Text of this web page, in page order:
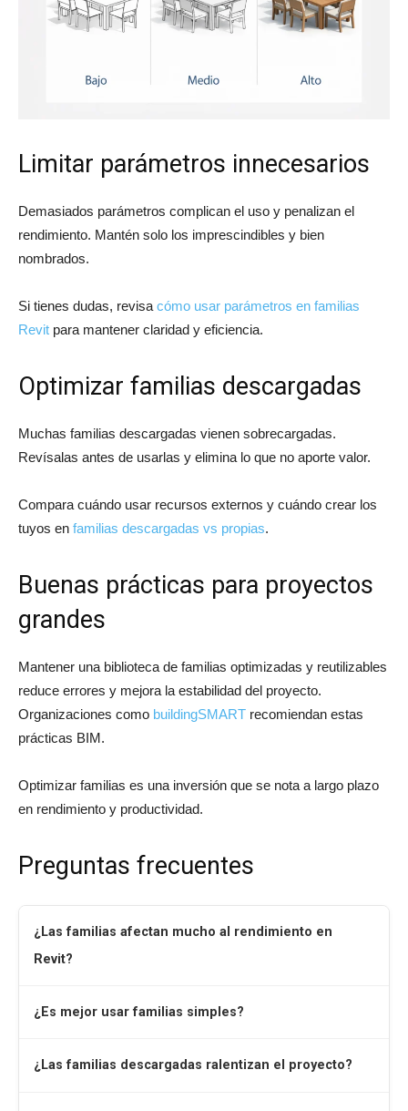
Limitar parámetros innecesarios
Demasiados parámetros complican el uso y penalizan el
rendimiento. Mantén solo los imprescindibles y bien
nombrados.
Si tienes dudas, revisa cómo usar parámetros en familias
Revit para mantener claridad y eficiencia.
Optimizar familias descargadas
Muchas familias descargadas vienen sobrecargadas.
Revísalas antes de usarlas y elimina lo que no aporte valor.
Compara cuándo usar recursos externos y cuándo crear los
tuyos en familias descargadas vs propias.
Buenas prácticas para proyectos
grandes
Mantener una biblioteca de familias optimizadas y reutilizables
reduce errores y mejora la estabilidad del proyecto.
Organizaciones como buildingSMART recomiendan estas
prácticas BIM.
Optimizar familias es una inversión que se nota a largo plazo
en rendimiento y productividad.
Preguntas frecuentes
¿Las familias afectan mucho al rendimiento en
Revit?
¿Es mejor usar familias simples?
¿Las familias descargadas ralentizan el proyecto?